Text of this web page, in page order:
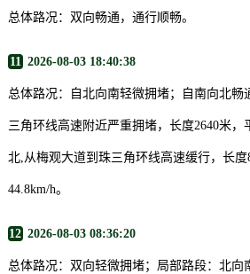
总体路况：双向畅通，通行顺畅。
11 2026-08-03 18:40:38
总体路况：自北向南轻微拥堵；自南向北畅
三角环线高速附近严重拥堵，长度2640米，
北,从梅观大道到珠三角环线高速缓行，长度
44.8km/h。
12 2026-08-03 08:36:20
总体路况：双向轻微拥堵；局部路段：北向